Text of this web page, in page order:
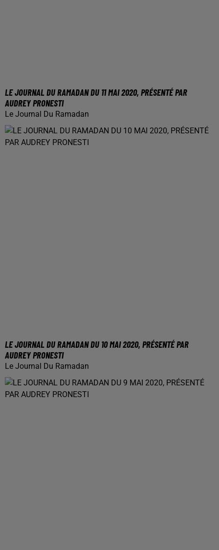
LE JOURNAL DU RAMADAN DU 11 MAI 2020, PRÉSENTÉ PAR
AUDREY PRONESTI
Le Journal Du Ramadan
LE JOURNAL DU RAMADAN DU 10 MAI 2020, PRÉSENTÉ PAR
AUDREY PRONESTI
Le Journal Du Ramadan